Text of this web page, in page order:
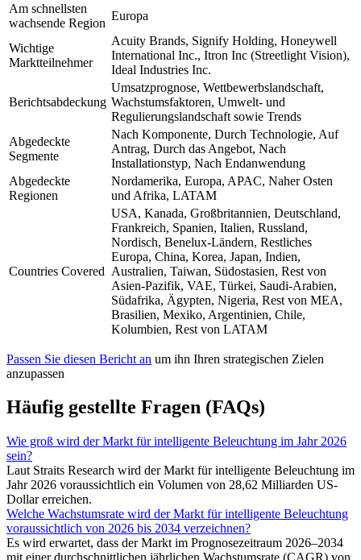
Am schnellsten
wachsende Region
Europa
Wichtige
Marktteilnehmer
Acuity Brands, Signify Holding, Honeywell
International Inc., Itron Inc (Streetlight Vision),
Ideal Industries Inc.
Berichtsabdeckung
Umsatzprognose, Wettbewerbslandschaft,
Wachstumsfaktoren, Umwelt- und
Regulierungslandschaft sowie Trends
Abgedeckte
Segmente
Nach Komponente, Durch Technologie, Auf
Antrag, Durch das Angebot, Nach
Installationstyp, Nach Endanwendung
Abgedeckte
Regionen
Nordamerika, Europa, APAC, Naher Osten
und Afrika, LATAM
Countries Covered
USA, Kanada, Großbritannien, Deutschland,
Frankreich, Spanien, Italien, Russland,
Nordisch, Benelux-Ländern, Restliches
Europa, China, Korea, Japan, Indien,
Australien, Taiwan, Südostasien, Rest von
Asien-Pazifik, VAE, Türkei, Saudi-Arabien,
Südafrika, Ägypten, Nigeria, Rest von MEA,
Brasilien, Mexiko, Argentinien, Chile,
Kolumbien, Rest von LATAM
Passen Sie diesen Bericht an um ihn Ihren strategischen Zielen
anzupassen
Häufig gestellte Fragen (FAQs)
Wie groß wird der Markt für intelligente Beleuchtung im Jahr 2026
sein?
Laut Straits Research wird der Markt für intelligente Beleuchtung im
Jahr 2026 voraussichtlich ein Volumen von 28,62 Milliarden US-
Dollar erreichen.
Welche Wachstumsrate wird der Markt für intelligente Beleuchtung
voraussichtlich von 2026 bis 2034 verzeichnen?
Es wird erwartet, dass der Markt im Prognosezeitraum 2026–2034